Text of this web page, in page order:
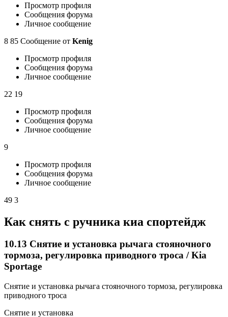
Просмотр профиля
Сообщения форума
Личное сообщение
8 85 Сообщение от Kenig
Просмотр профиля
Сообщения форума
Личное сообщение
22 19
Просмотр профиля
Сообщения форума
Личное сообщение
9
Просмотр профиля
Сообщения форума
Личное сообщение
49 3
Как снять с ручника киа спортейдж
10.13 Снятие и установка рычага стояночного
тормоза, регулировка приводного троса / Kia
Sportage
Снятие и установка рычага стояночного тормоза, регулировка
приводного троса
Снятие и установка